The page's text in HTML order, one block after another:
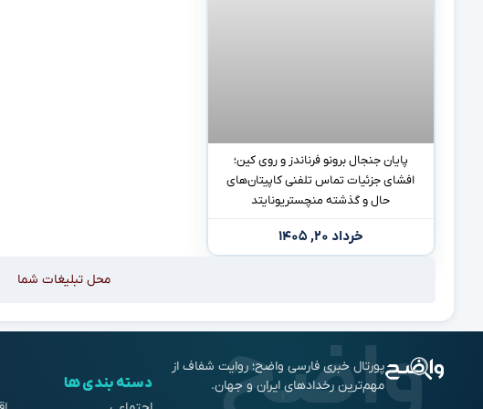
پایان جنجال برونو فرناندز و روی کین؛
افشای جزئیات تماس تلفنی کاپیتان‌های
حال و گذشته منچستریونایتد
خرداد ۲۰, ۱۴۰۵
محل تبلیغات شما
پورتال خبری فارسی واضح؛ روایت شفاف از
مهم‌ترین رخدادهای ایران و جهان.
دسته بندی ها